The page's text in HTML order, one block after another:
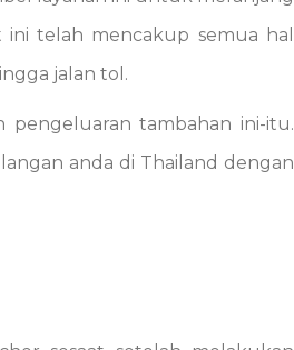
ini telah mencakup semua hal
jalan tol.
pengeluaran tambahan ini-itu.
anda di Thailand dengan